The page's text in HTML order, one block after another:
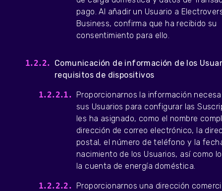
pago. Al añadir un Usuario a
Business, confirma que ha recibido su
consentimiento para ello.
Comunicación de información de los
requisitos de dispositivos
Proporcionarnos la información
sus Usuarios para configurar las
les ha asignado, como el nombre
dirección de correo electrónico, la
postal, el número de teléfono y la
nacimiento de los Usuarios, así como
la cuenta de energía doméstica.
Proporcionarnos una dirección